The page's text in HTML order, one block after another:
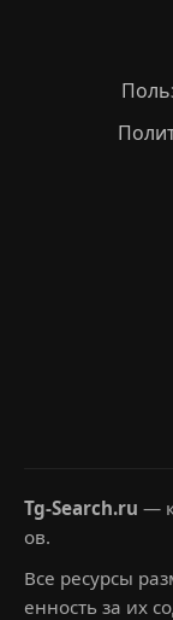
Tg-Search.ru —
ов.
Все ресурсы
енность за их